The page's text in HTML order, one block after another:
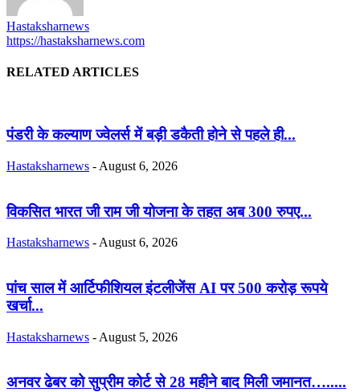
Hastaksharnews
https://hastaksharnews.com
RELATED ARTICLES
पंडरी के कल्याण ज्वेलर्स में बड़ी डकैती होने से पहले ही...
Hastaksharnews - August 6, 2026
विकसित भारत जी राम जी योजना के तहत अब 300 रुपए...
Hastaksharnews - August 6, 2026
पांच साल में आर्टिफीशियल इंटलीजेंस AI पर 500 करोड़ रूपये
खर्चा...
Hastaksharnews - August 5, 2026
अनवर ढेबर को सुप्रीम कोर्ट से 28 महीने बाद मिली जमानत….....